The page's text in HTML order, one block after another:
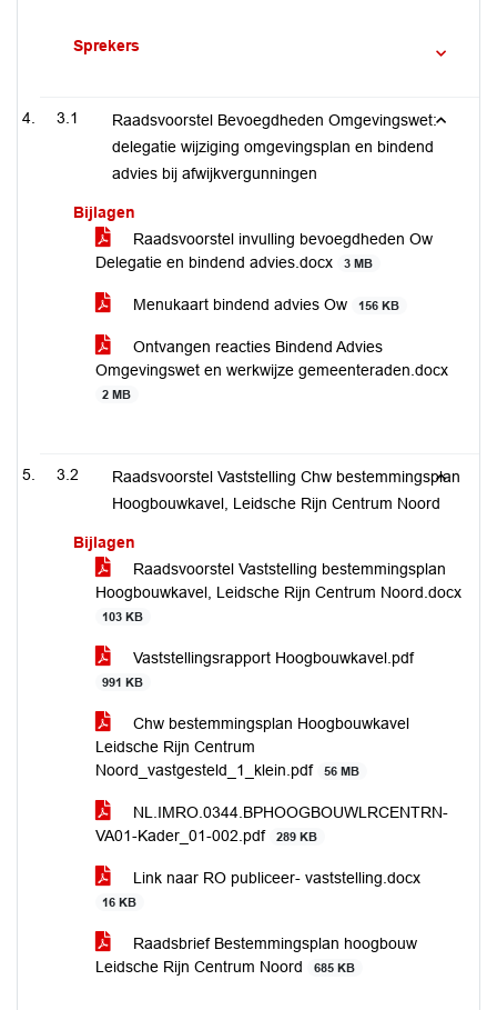
Sprekers
3.1
Raadsvoorstel Bevoegdheden Omgevingswet:
delegatie wijziging omgevingsplan en bindend
advies bij afwijkvergunningen
Bijlagen
Raadsvoorstel invulling bevoegdheden Ow
Delegatie en bindend advies.docx
3 MB
Menukaart bindend advies Ow 156 KB
Ontvangen reacties Bindend Advies
Omgevingswet en werkwijze gemeenteraden.docx
2 MB
3.2
Raadsvoorstel Vaststelling Chw bestemmingsplan
Hoogbouwkavel, Leidsche Rijn Centrum Noord
Bijlagen
Raadsvoorstel Vaststelling bestemmingsplan
Hoogbouwkavel, Leidsche Rijn Centrum Noord.docx
103 KB
Vaststellingsrapport Hoogbouwkavel.pdf
991 KB
Chw bestemmingsplan Hoogbouwkavel
Leidsche Rijn Centrum
Noord_vastgesteld_1_klein.pdf
56 MB
NL.IMRO.0344.BPHOOGBOUWLRCENTRN-
VA01-Kader_01-002.pdf
289 KB
Link naar RO publiceer- vaststelling.docx
16 KB
Raadsbrief Bestemmingsplan hoogbouw
Leidsche Rijn Centrum Noord
685 KB